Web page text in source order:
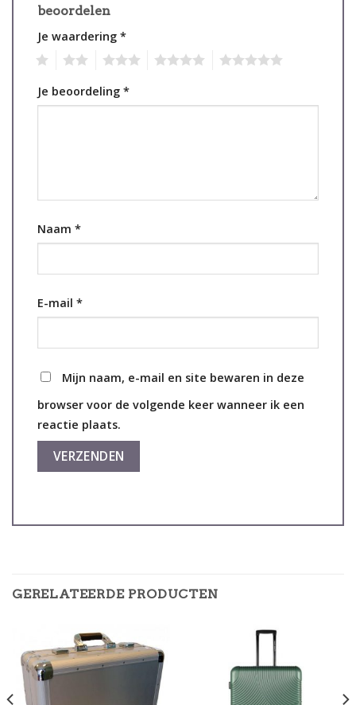
beoordelen
Je waardering *
Je beoordeling *
Naam *
E-mail *
Mijn naam, e-mail en site bewaren in deze
browser voor de volgende keer wanneer ik een
reactie plaats.
GERELATEERDE PRODUCTEN